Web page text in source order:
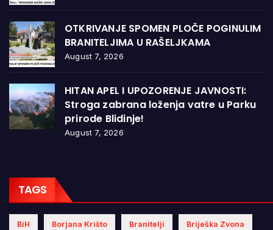
OTKRIVANJE SPOMEN PLOČE POGINULIM
BRANITELJIMA U RAŠELJKAMA
August 7, 2026
HITAN APEL I UPOZORENJE JAVNOSTI:
Stroga zabrana loženja vatre u Parku
prirode Blidinje!
August 7, 2026
TAGS
BiH Borjana Krišto Branitelji Briješka Zvona